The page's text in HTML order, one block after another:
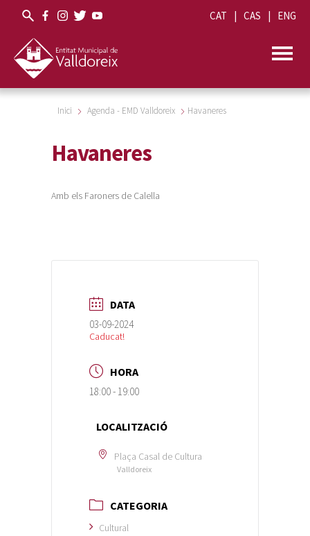
CAT CAS ENG
Inici Agenda - EMD Valldoreix Havaneres
Havaneres
Amb els Faroners de Calella
DATA
03-09-2024
Caducat!
HORA
18:00 - 19:00
LOCALITZACIÓ
Plaça Casal de Cultura
Valldoreix
CATEGORIA
Cultural